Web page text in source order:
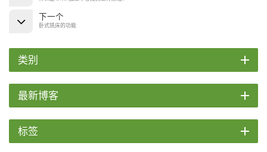
下一个
卧式铣床的功能
类别
最新博客
标签